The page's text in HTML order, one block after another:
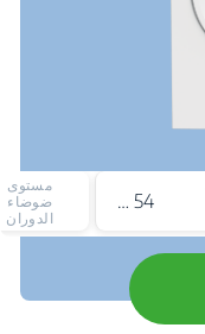
54 ديسيبل
مستوى
ضوضاء
الدوران